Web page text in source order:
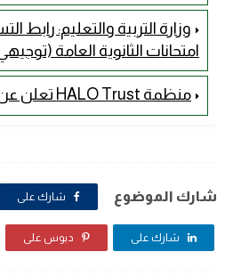
وزارة التربية والتعليم: رابط
امتحانات الثانوية العامة
منظمة HALO Trust تعلن عن وظائف شاغرة
شارك الموضوع شارك على
شارك على دبوس على